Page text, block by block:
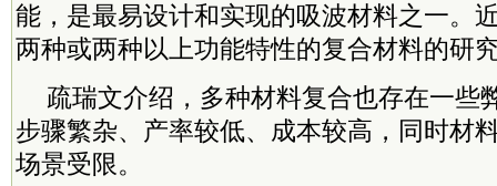
能，是最易设计和实现的吸波材料之一。
两种或两种以上功能特性的复合材料的研
疏瑞文介绍，多种材料复合也存在一些
步骤繁杂、产率较低、成本较高，同时材
场景受限。